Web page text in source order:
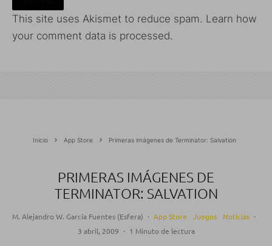
This site uses Akismet to reduce spam. Learn how
your comment data is processed.
Inicio App Store Primeras imágenes de Terminator: Salvation
PRIMERAS IMÁGENES DE
TERMINATOR: SALVATION
M. Alejandro W. García Fuentes (Esfera) · App Store Juegos Noticias ·
3 abril, 2009 · 1 Minuto de lectura